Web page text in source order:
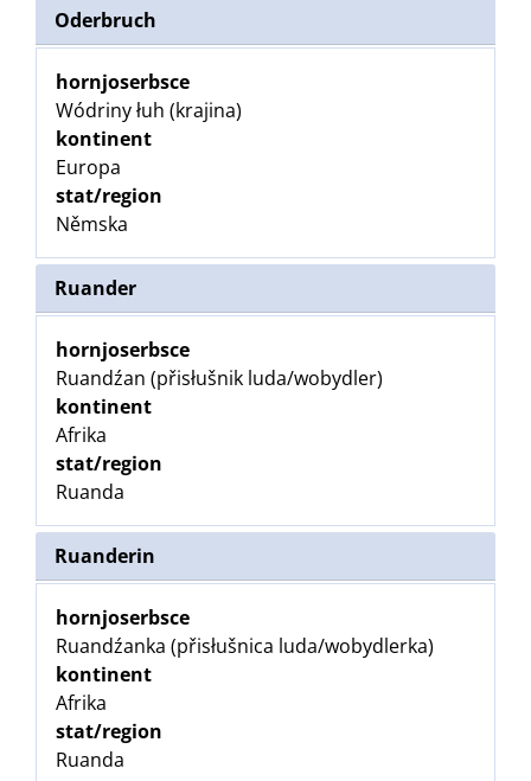
Oderbruch
hornjoserbsce
Wódriny łuh (krajina)
kontinent
Europa
stat/region
Němska
Ruander
hornjoserbsce
Ruandźan (přisłušnik luda/wobydler)
kontinent
Afrika
stat/region
Ruanda
Ruanderin
hornjoserbsce
Ruandźanka (přisłušnica luda/wobydlerka)
kontinent
Afrika
stat/region
Ruanda